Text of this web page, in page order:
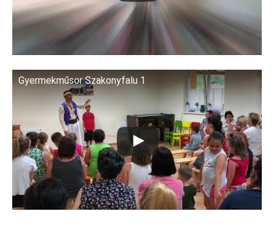
Gyermekműsor Szakonyfalu 1